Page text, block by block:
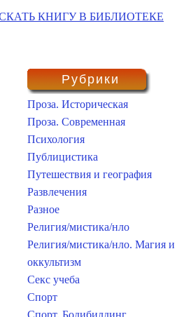
КНИГУ В БИБЛИОТЕКЕ
Рубрики
Проза. Историческая
Проза. Современная
Психология
Публицистика
Путешествия и география
Развлечения
Разное
Религия/мистика/нло
Религия/мистика/нло. Магия и
оккультизм
Секс учеба
Спорт
Спорт. Бодибилдинг